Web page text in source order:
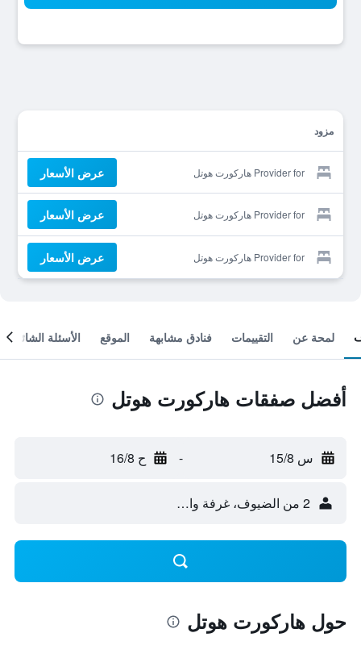
مزود
Provider for هاركورت هوتل عرض الأسعار
Provider for هاركورت هوتل عرض الأسعار
Provider for هاركورت هوتل عرض الأسعار
لمحة عن التقييمات فنادق مشابهة الموقع الأسئلة الشائعة
أفضل صفقات هاركورت هوتل
س 15/8 - ح 16/8
2 من الضيوف، غرفة واحدة
حول هاركورت هوتل